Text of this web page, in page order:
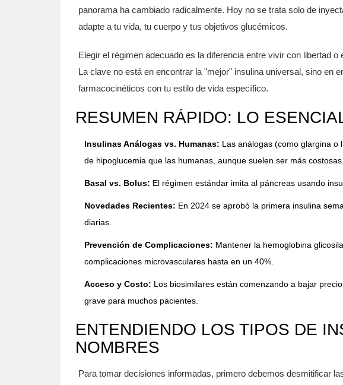
panorama ha cambiado radicalmente. Hoy no se trata solo de
adapte a tu vida, tu cuerpo y tus objetivos glucémicos.
Elegir el régimen adecuado es la diferencia entre vivir con libertad
La clave no está en encontrar la "mejor" insulina universal, sino en
farmacocinéticos con tu estilo de vida específico.
RESUMEN RÁPIDO: LO
Insulinas Análogas vs. Humanas: Las análogas (como glargina o
de hipoglucemia que las humanas, aunque suelen ser más costosas.
Basal vs. Bolus: El régimen estándar imita al páncreas usando
Novedades Recientes: En 2024 se aprobó la primera insulina
diarias.
Prevención de Complicaciones: Mantener la hemoglobina
complicaciones microvasculares hasta en un 40%.
Acceso y Costo: Los biosimilares están comenzando a bajar
grave para muchos pacientes.
ENTENDIENDO LOS TIPOS DE
NOMBRES
Para tomar decisiones informadas, primero debemos desmitificar